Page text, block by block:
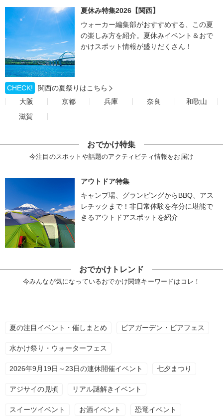
夏休み特集2026【関西】
ウォーカー編集部がおすすめする、この夏
の楽しみ方を紹介。夏休みイベント＆おで
かけスポット情報が盛りだくさん！
CHECK!
関西の夏祭りはこちら
大阪
京都 兵庫 奈良
和歌山
滋賀
おでかけ特集
今注目のスポットや話題のアクティビティ情報をお届け
アウトドア特集
キャンプ場、グランピングからBBQ、アス
レチックまで！非日常体験を存分に堪能で
きるアウトドアスポットを紹介
おでかけトレンド
今みんなが気になっているおでかけ関連キーワードはコレ！
夏の注目イベント・催しまとめ ビアガーデン・ビアフェス
水かけ祭り・ウォーターフェス
2026年9月19日～23日の連休開催イベント 七夕まつり
アジサイの見頃 リアル謎解きイベント
スイーツイベント お酒イベント 恐竜イベント